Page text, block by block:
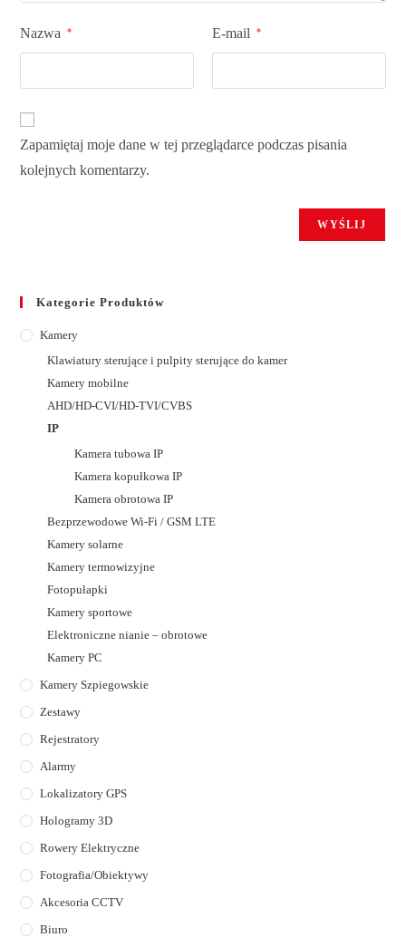
Nazwa * E-mail *
Zapamiętaj moje dane w tej przeglądarce podczas pisania
kolejnych komentarzy.
Kategorie Produktów
Kamery
Klawiatury sterujące i pulpity sterujące do kamer
Kamery mobilne
AHD/HD-CVI/HD-TVI/CVBS
IP
Kamera tubowa IP
Kamera kopułkowa IP
Kamera obrotowa IP
Bezprzewodowe Wi-Fi / GSM LTE
Kamery solarne
Kamery termowizyjne
Fotopułapki
Kamery sportowe
Elektroniczne nianie – obrotowe
Kamery PC
Kamery Szpiegowskie
Zestawy
Rejestratory
Alarmy
Lokalizatory GPS
Hologramy 3D
Rowery Elektryczne
Fotografia/Obiektywy
Akcesoria CCTV
Biuro